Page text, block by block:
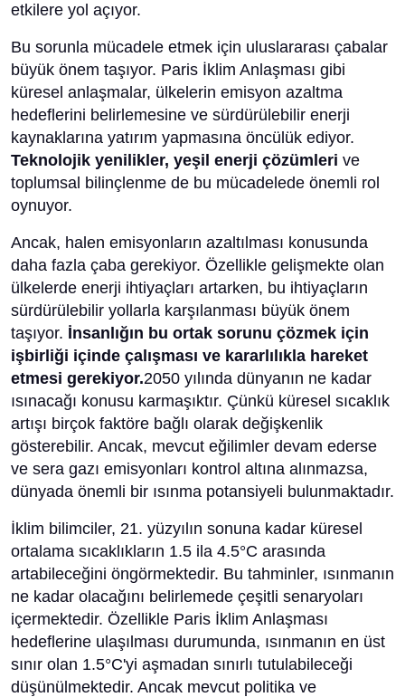
etkilere yol açıyor.
Bu sorunla mücadele etmek için uluslararası çabalar
büyük önem taşıyor. Paris İklim Anlaşması gibi
küresel anlaşmalar, ülkelerin emisyon azaltma
hedeflerini belirlemesine ve sürdürülebilir enerji
kaynaklarına yatırım yapmasına öncülük ediyor.
Teknolojik yenilikler, yeşil enerji çözümleri ve
toplumsal bilinçlenme de bu mücadelede önemli rol
oynuyor.
Ancak, halen emisyonların azaltılması konusunda
daha fazla çaba gerekiyor. Özellikle gelişmekte olan
ülkelerde enerji ihtiyaçları artarken, bu ihtiyaçların
sürdürülebilir yollarla karşılanması büyük önem
taşıyor. İnsanlığın bu ortak sorunu çözmek için
işbirliği içinde çalışması ve kararlılıkla hareket
etmesi gerekiyor.2050 yılında dünyanın ne kadar
ısınacağı konusu karmaşıktır. Çünkü küresel sıcaklık
artışı birçok faktöre bağlı olarak değişkenlik
gösterebilir. Ancak, mevcut eğilimler devam ederse
ve sera gazı emisyonları kontrol altına alınmazsa,
dünyada önemli bir ısınma potansiyeli bulunmaktadır.
İklim bilimciler, 21. yüzyılın sonuna kadar küresel
ortalama sıcaklıkların 1.5 ila 4.5°C arasında
artabileceğini öngörmektedir. Bu tahminler, ısınmanın
ne kadar olacağını belirlemede çeşitli senaryoları
içermektedir. Özellikle Paris İklim Anlaşması
hedeflerine ulaşılması durumunda, ısınmanın en üst
sınır olan 1.5°C'yi aşmadan sınırlı tutulabileceği
düşünülmektedir. Ancak mevcut politika ve